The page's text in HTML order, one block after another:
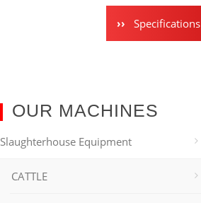
Specifications
OUR MACHINES
Slaughterhouse Equipment
CATTLE